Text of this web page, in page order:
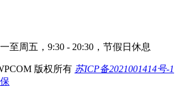
至周五，9:30 - 20:30，节假日休息
版权所有 苏ICP备2021001414号-1